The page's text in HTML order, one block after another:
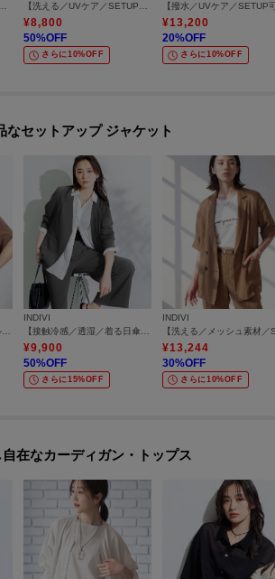
【すっきり見え/接触冷感/吸水速乾】クリーンライン パンツ
【洗える／UVケア／SETUP可能】デニムライクワイドパンツ
¥8,800
50%OFF
さらに10%OFF
¥13,200
20%OFF
さらに10%OFF
なセットアップ ジャケット
INDIVI
¥9,900
50%OFF
さらに15%OFF
INDIVI
¥13,244
30%OFF
さらに10%OFF
在なカーディガン・トップス